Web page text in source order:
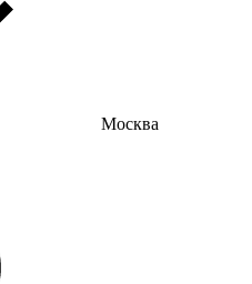
Москва